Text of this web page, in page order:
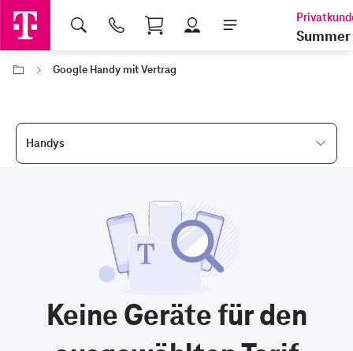
Shopping Cart
Summer
Google Handy mit Vertrag
Handys
Keine Geräte für den